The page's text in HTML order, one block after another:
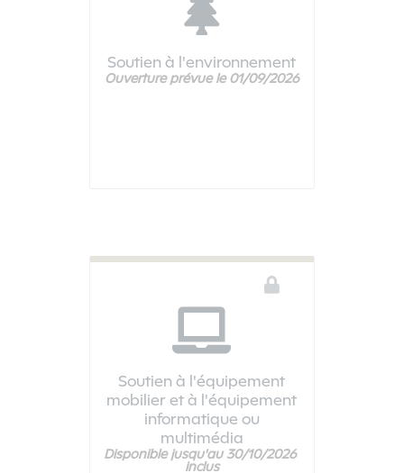
Soutien à l'environnement
Ce téléservice n'est pas disponible
Ouverture prévue le 01/09/2026
Soutien à l'équipement
mobilier et à l'équipement
informatique ou
multimédia
Vous devez être connecté pour accéder à ce téléservice
Disponible jusqu'au 30/10/2026
inclus